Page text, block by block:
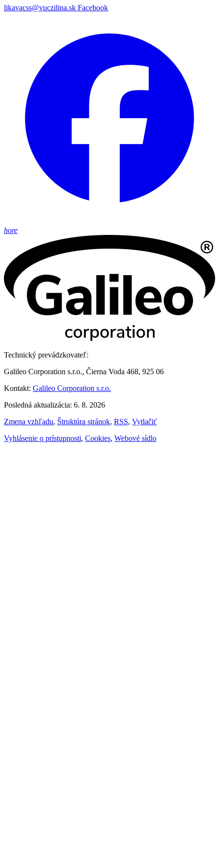
likavacss@vuczilina.sk Facebook
hore
Technický prevádzkovateľ:
Galileo Corporation s.r.o., Čierna Voda 468, 925 06
Kontakt: Galileo Corporation s.r.o.
Posledná aktualizácia: 6. 8. 2026
Zmena vzhľadu, Štruktúra stránok, RSS, Vytlačiť
Vyhlásenie o prístupnosti, Cookies, Webové sídlo